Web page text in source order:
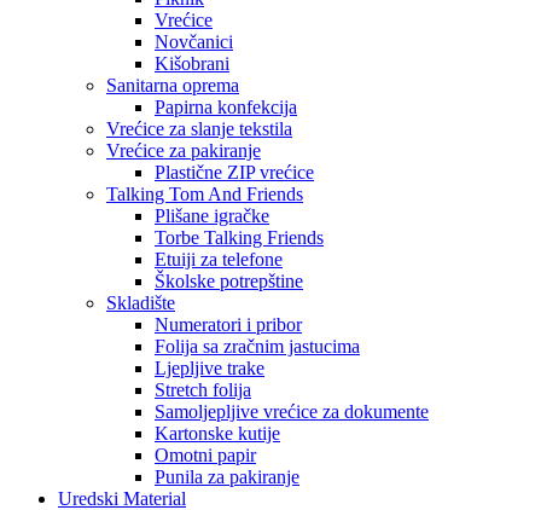
Vrećice
Novčanici
Kišobrani
Sanitarna oprema
Papirna konfekcija
Vrećice za slanje tekstila
Vrećice za pakiranje
Plastične ZIP vrećice
Talking Tom And Friends
Plišane igračke
Torbe Talking Friends
Etuiji za telefone
Školske potrepštine
Skladište
Numeratori i pribor
Folija sa zračnim jastucima
Ljepljive trake
Stretch folija
Samoljepljive vrećice za dokumente
Kartonske kutije
Omotni papir
Punila za pakiranje
Uredski Material